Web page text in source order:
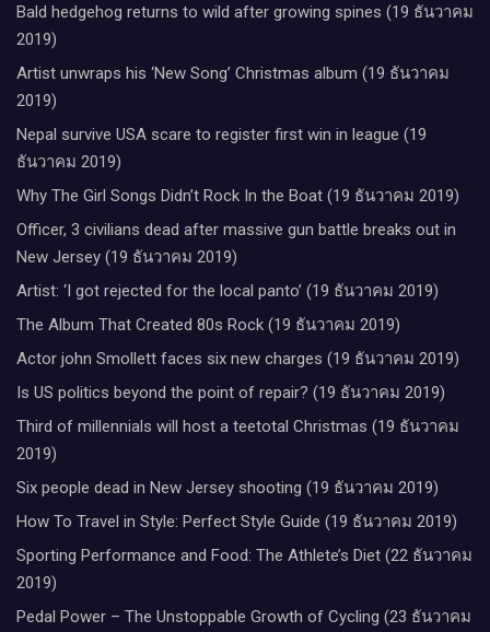
Bald hedgehog returns to wild after growing spines (19 ธันวาคม
2019)
Artist unwraps his ‘New Song’ Christmas album (19 ธันวาคม
2019)
Nepal survive USA scare to register first win in league (19
ธันวาคม 2019)
Why The Girl Songs Didn’t Rock In the Boat (19 ธันวาคม 2019)
Officer, 3 civilians dead after massive gun battle breaks out in
New Jersey (19 ธันวาคม 2019)
Artist: ‘I got rejected for the local panto’ (19 ธันวาคม 2019)
The Album That Created 80s Rock (19 ธันวาคม 2019)
Actor john Smollett faces six new charges (19 ธันวาคม 2019)
Is US politics beyond the point of repair? (19 ธันวาคม 2019)
Third of millennials will host a teetotal Christmas (19 ธันวาคม
2019)
Six people dead in New Jersey shooting (19 ธันวาคม 2019)
How To Travel in Style: Perfect Style Guide (19 ธันวาคม 2019)
Sporting Performance and Food: The Athlete’s Diet (22 ธันวาคม
2019)
Pedal Power – The Unstoppable Growth of Cycling (23 ธันวาคม